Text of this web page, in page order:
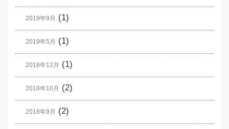
2019年9月 (1)
2019年5月 (1)
2018年12月 (1)
2018年10月 (2)
2018年9月 (2)